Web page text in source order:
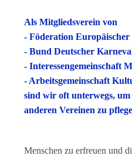
Als Mitgliedsverein von
- Föderation
- Bund Deutscher
- Interessengemeinschaft
- Arbeitsgemeinschaft
sind wir oft unterwegs,
anderen Vereinen zu
Menschen zu erfreuen und